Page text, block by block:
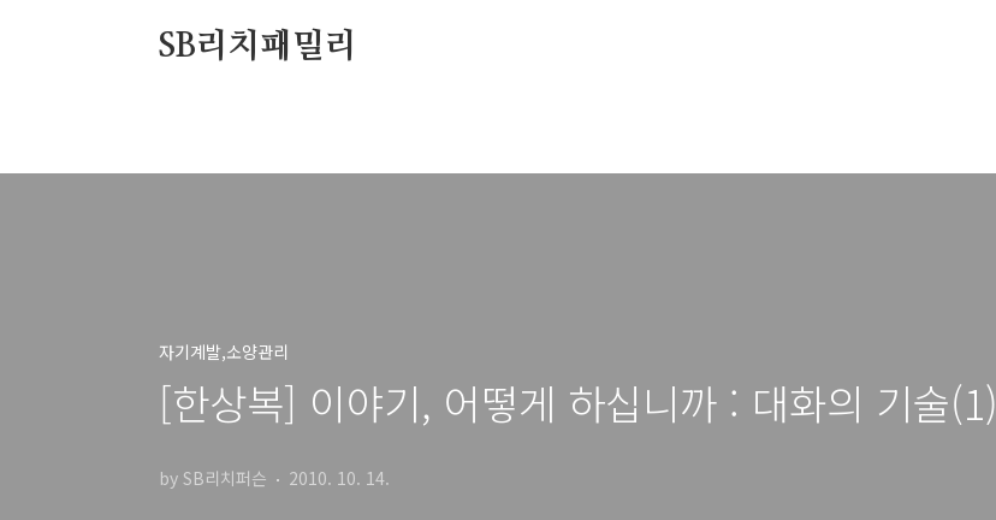
SB리치패밀리
자기계발,소양관리
[한상복] 이야기, 어떻게 하십니까 : 대화의 기술(1)
by SB리치퍼슨 2010. 10. 14.